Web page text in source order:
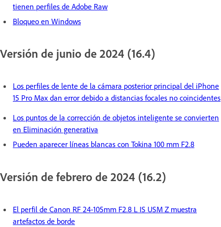
tienen perfiles de Adobe Raw
Bloqueo en Windows
Versión de junio de 2024 (16.4)
Los perfiles de lente de la cámara posterior principal del iPhone
15 Pro Max dan error debido a distancias focales no coincidentes
Los puntos de la corrección de objetos inteligente se convierten
en Eliminación generativa
Pueden aparecer líneas blancas con Tokina 100 mm F2.8
Versión de febrero de 2024 (16.2)
El perfil de Canon RF 24-105mm F2.8 L IS USM Z muestra
artefactos de borde